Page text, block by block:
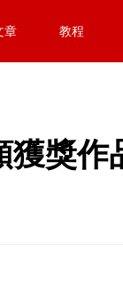
章 教程
獲獎作